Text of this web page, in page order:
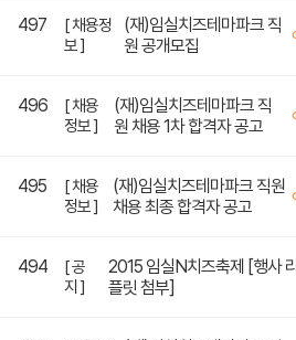
497
[ 채용정
보 ]
(재)임실치즈테마파크 직
원 공개모집
496
[ 채용
정보 ]
(재)임실치즈테마파크 직
원 채용 1차 합격자 공고
495
[ 채용
정보 ]
(재)임실치즈테마파크 직원
채용 최종 합격자 공고
494
[ 공
지 ]
2015 임실N치즈축제 [행사 리
플릿 첨부]